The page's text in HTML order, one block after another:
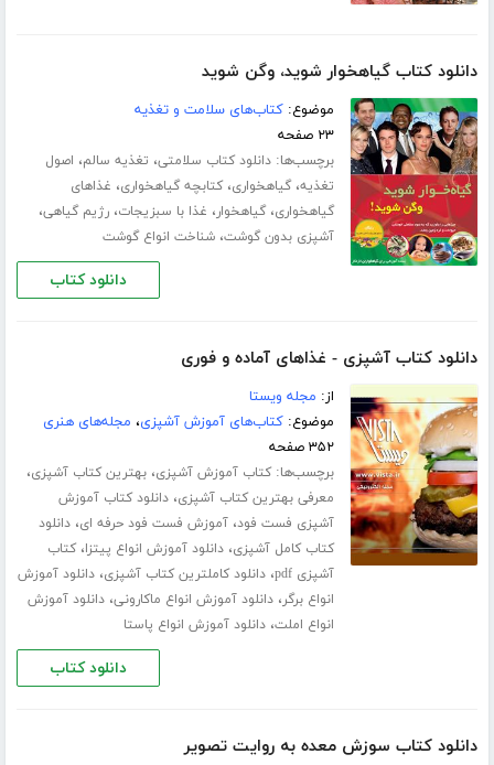
دانلود کتاب گیاهخوار شوید، وگن شوید
موضوع:کتاب‌های سلامت و تغذیه
۲۳ صفحه
برچسب‌ها:دانلود کتاب سلامتی، تغذیه سالم، اصول
تغذیه،گیاهخواری،کتابچه گیاهخواری، غذاهای
گیاهخواری،گیاهخوار، غذا با سبزیجات،رژیم گیاهی،
آشپزی بدون گوشت،شناخت انواع گوشت
دانلود کتاب
دانلود کتاب آشپزی - غذاهای آماده و فوری
از: مجله ویستا
موضوع:کتاب‌های آموزش آشپزی، مجله‌های هنری
۳۵۲ صفحه
برچسب‌ها:کتاب آموزش آشپزی،بهترین کتاب آشپزی،
معرفی بهترین کتاب آشپزی،دانلود کتاب آموزش
آشپزی فست فود،آموزش فست فود حرفه ای،دانلود
کتاب کامل آشپزی،دانلود آموزش انواع پیتزا،کتاب
آشپزی pdf
،دانلود کاملترین کتاب آشپزی،دانلود آموزش
انواع برگر،دانلود آموزش انواع ماکارونی،دانلود آموزش
انواع املت،دانلود آموزش انواع پاستا
دانلود کتاب
دانلود کتاب سوزش معده به روایت تصویر